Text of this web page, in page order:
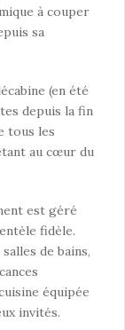
à couper
sa
(en été
depuis la fin
tous les
au cœur du
est géré
fidèle.
de bains,
équipée
invités.